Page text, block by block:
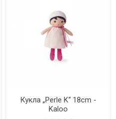
Кукла „Perle K“ 18cm -
Kaloo